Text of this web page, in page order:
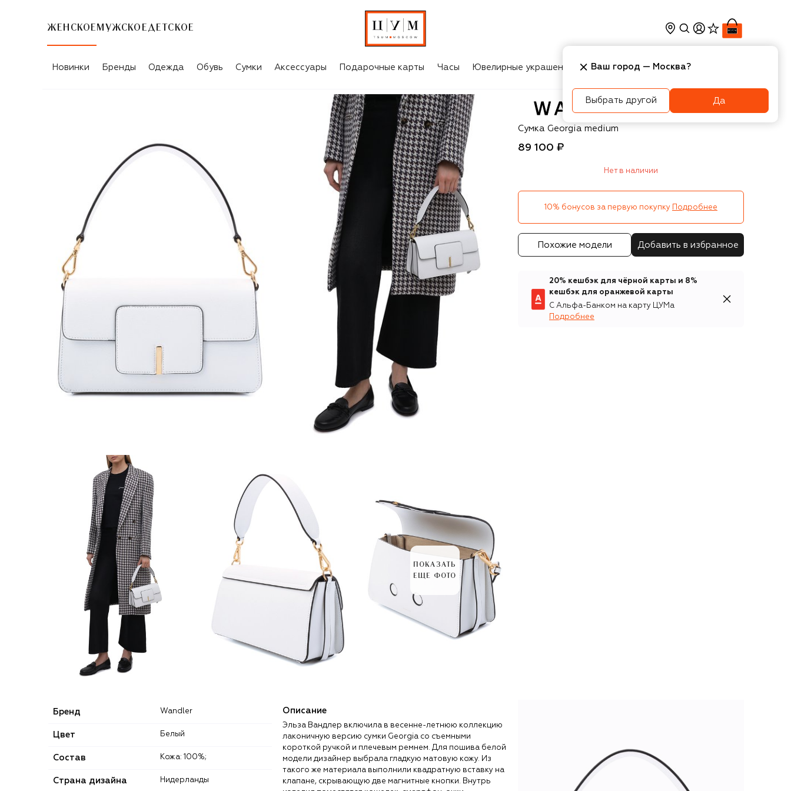
ЖЕНСКОЕ МУЖСКОЕ ДЕТСКОЕ
Новинки Бренды Одежда Обувь Сумки Аксессуары Подарочные карты Часы Ювелирные украшения Косметика Интерьер
ПОКАЗАТЬ
ЕЩЕ ФОТО
Wandler
Сумка Georgia medium
89 100 ₽
Нет в наличии
10% бонусов за первую покупку Подробнее
Похожие модели Добавить в избранное
20% кешбэк для чёрной карты и 8%
кешбэк для оранжевой карты
С Альфа-Банком на карту ЦУМа
Подробнее
Бренд Wandler
Цвет Белый
Состав Кожа: 100%;
Страна дизайна Нидерланды
Описание
Эльза Вандлер включила в весенне-летнюю коллекцию
лаконичную версию сумки Georgia со съемными
короткой ручкой и плечевым ремнем. Для пошива белой
модели дизайнер выбрала гладкую матовую кожу. Из
такого же материала выполнили квадратную вставку на
клапане, скрывающую две магнитные кнопки. Внутрь
Ваш город — Москва?
Выбрать другой Да